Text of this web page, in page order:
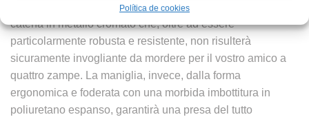
Política de cookies
fettuccia del guinzaglio, Ergocomfort Metal GM ha una
catena in metallo cromato che, oltre ad essere
particolarmente robusta e resistente, non risulterà
sicuramente invogliante da mordere per il vostro amico a
quattro zampe. La maniglia, invece, dalla forma
ergonomica e foderata con una morbida imbottitura in
poliuretano espanso, garantirà una presa del tutto